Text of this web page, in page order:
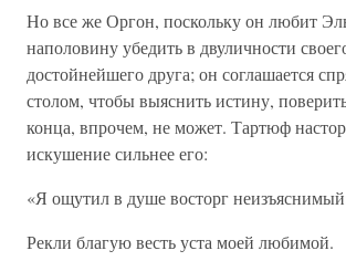
Но все же Оргон, поскольку он любит
наполовину убедить в двуличности
достойнейшего друга; он соглашается
столом, чтобы выяснить истину,
конца, впрочем, не может. Тартюф
искушение сильнее его:
«Я ощутил в душе восторг
Рекли благую весть уста моей любимой.